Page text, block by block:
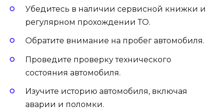
Убедитесь в наличии сервисной книжки и
регулярном прохождении ТО.
Обратите внимание на пробег автомобиля.
Проведите проверку технического
состояния автомобиля.
Изучите историю автомобиля, включая
аварии и поломки.